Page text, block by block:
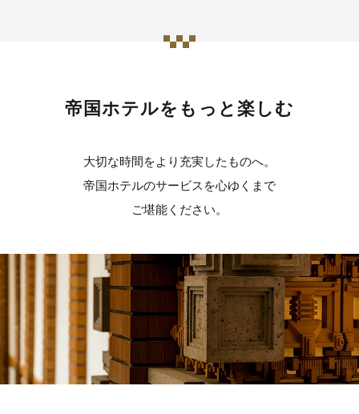
帝国ホテルをもっと楽しむ
大切な時間をより充実したものへ。
帝国ホテルのサービスを心ゆくまで
ご堪能ください。